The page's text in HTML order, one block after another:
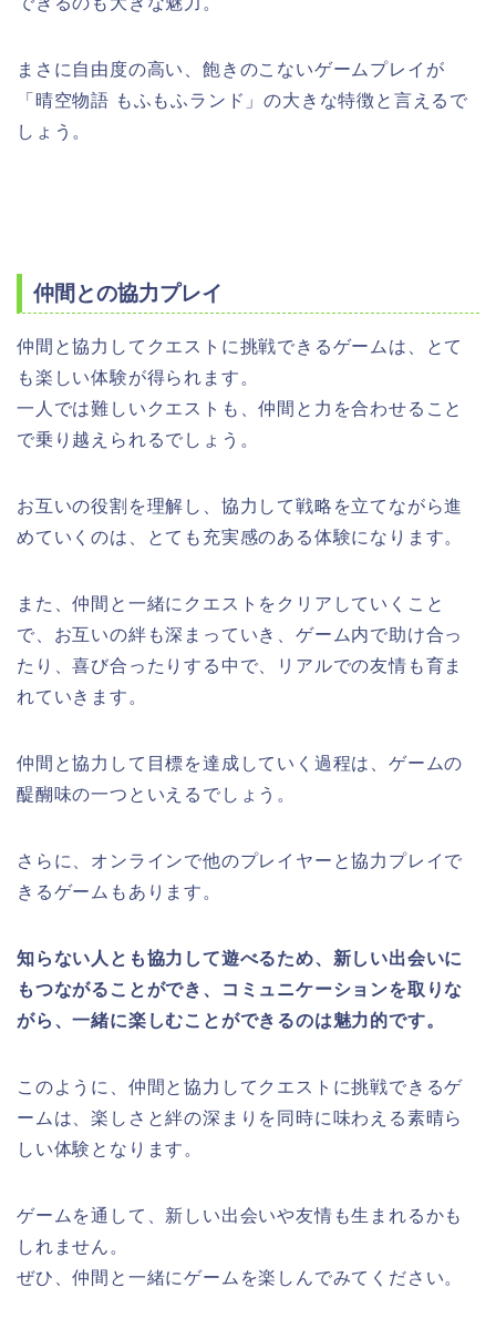
まさに自由度の高い、飽きのこないゲームプレイが
「晴空物語 もふもふランド」の大きな特徴と言えるで
しょう。
仲間との協力プレイ
仲間と協力してクエストに挑戦できるゲームは、とて
も楽しい体験が得られます。
一人では難しいクエストも、仲間と力を合わせること
で乗り越えられるでしょう。
お互いの役割を理解し、協力して戦略を立てながら進
めていくのは、とても充実感のある体験になります。
また、仲間と一緒にクエストをクリアしていくこと
で、お互いの絆も深まっていき、ゲーム内で助け合っ
たり、喜び合ったりする中で、リアルでの友情も育ま
れていきます。
仲間と協力して目標を達成していく過程は、ゲームの
醍醐味の一つといえるでしょう。
さらに、オンラインで他のプレイヤーと協力プレイで
きるゲームもあります。
知らない人とも協力して遊べるため、新しい出会いに
もつながることができ、コミュニケーションを取りな
がら、一緒に楽しむことができるのは魅力的です。
このように、仲間と協力してクエストに挑戦できるゲ
ームは、楽しさと絆の深まりを同時に味わえる素晴ら
しい体験となります。
ゲームを通して、新しい出会いや友情も生まれるかも
しれません。
ぜひ、仲間と一緒にゲームを楽しんでみてください。